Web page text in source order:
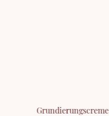
Grundierungscreme